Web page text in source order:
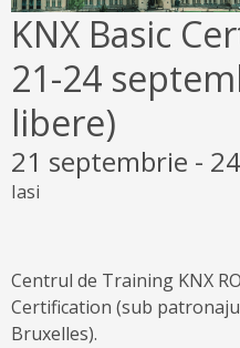
KNX Basic
21-24
libere)
21 septembrie -
Iasi
Centrul de Training KNX
Certification (sub
Bruxelles).